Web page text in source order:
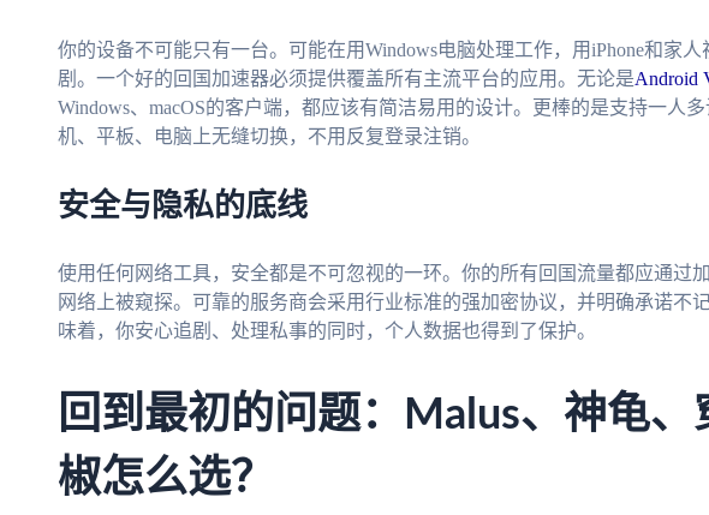
你的设备不可能只有一台。可能在用Windows电脑处理工作，用iPhone和家
剧。一个好的回国加速器必须提供覆盖所有主流平台的应用。无论是Android
Windows、macOS的客户端，都应该有简洁易用的设计。更棒的是支持一人
机、平板、电脑上无缝切换，不用反复登录注销。
安全与隐私的底线
使用任何网络工具，安全都是不可忽视的一环。你的所有回国流量都应通过
网络上被窥探。可靠的服务商会采用行业标准的强加密协议，并明确承诺不
味着，你安心追剧、处理私事的同时，个人数据也得到了保护。
回到最初的问题：Malus、神龟、
椒怎么选？